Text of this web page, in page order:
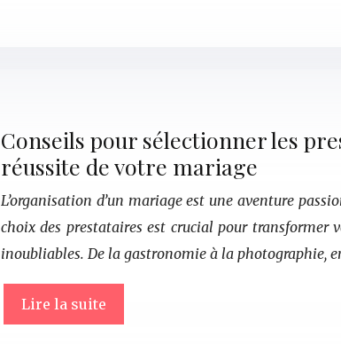
Conseils pour sélectionner les
réussite de votre mariage
L’organisation d’un mariage est une aventure
choix des prestataires est crucial pour transformer
inoubliables. De la gastronomie à la photographie,
Lire la suite